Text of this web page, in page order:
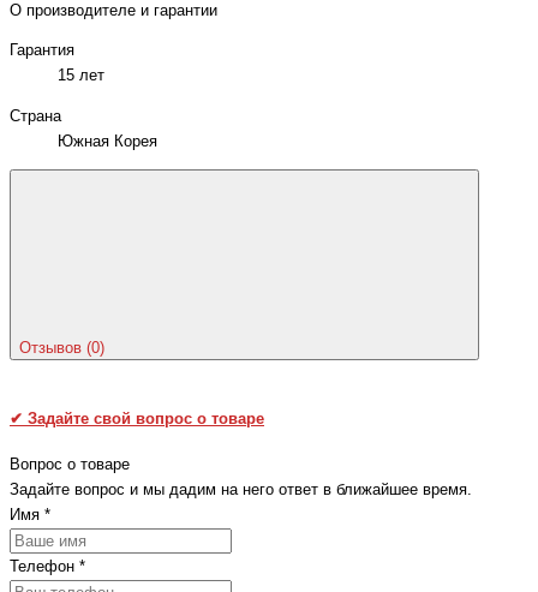
О производителе и гарантии
Гарантия
15 лет
Страна
Южная Корея
Отзывов (0)
✔ Задайте свой вопрос о товаре
Вопрос о товаре
Задайте вопрос и мы дадим на него ответ в ближайшее время.
Имя *
Телефон *